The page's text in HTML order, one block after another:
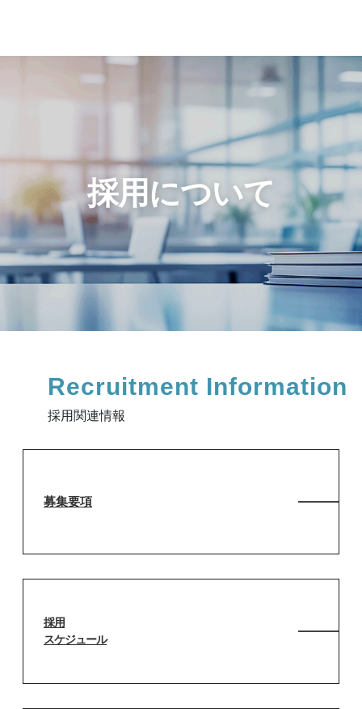
採用 について
Recruitment Information
採用関連情報
募集要項
採用
スケジュール